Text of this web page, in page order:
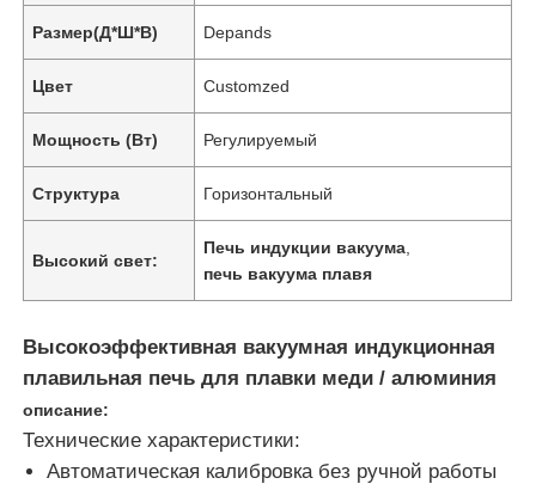
Размер(Д*Ш*В) Depands
Цвет Customzed
Мощность (Вт) Регулируемый
Структура Горизонтальный
Высокий свет:
Печь индукции вакуума
печь вакуума плавя
Высокоэффективная вакуумная индукционная
плавильная печь для плавки меди / алюминия
описание:
Технические характеристики:
Автоматическая калибровка без ручной работы